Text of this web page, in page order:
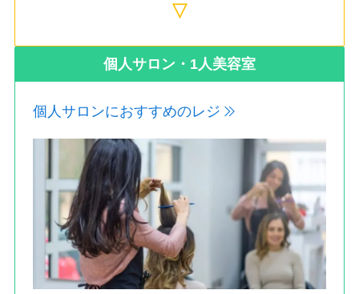
▽
個人サロン・1人美容室
個人サロンにおすすめのレジ